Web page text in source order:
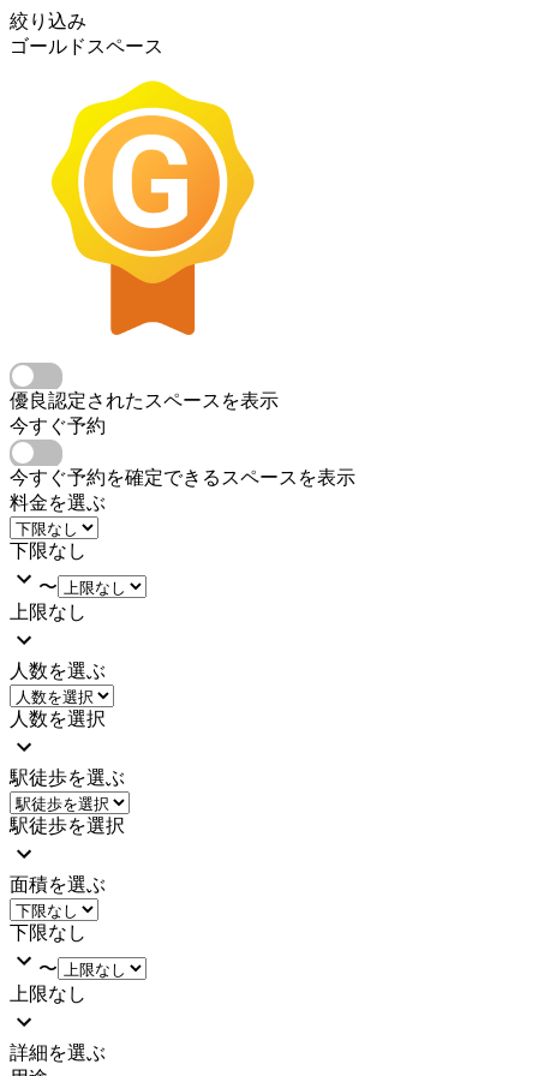
絞り込み
ゴールドスペース
優良認定されたスペースを表示
今すぐ予約
今すぐ予約を確定できるスペースを表示
料金を選ぶ
下限なし
〜
上限なし
人数を選ぶ
人数を選択
駅徒歩を選ぶ
駅徒歩を選択
面積を選ぶ
下限なし
〜
上限なし
詳細を選ぶ